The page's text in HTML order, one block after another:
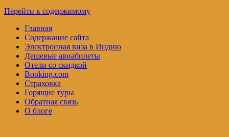
Перейти к содержимому
Главная
Содержание сайта
Электронная виза в Индию
Дешевые авиабилеты
Отели со скидкой
Booking.com
Страховка
Горящие туры
Обратная связь
О блоге